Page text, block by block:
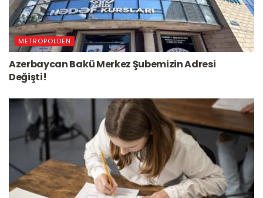
METROPOLDEN
Azerbaycan Bakü Merkez Şubemizin Adresi
Değişti!